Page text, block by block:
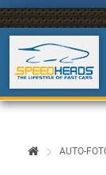
AUTO-